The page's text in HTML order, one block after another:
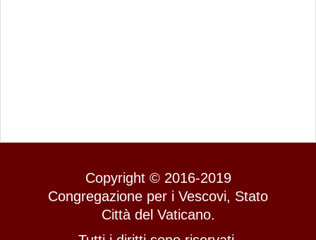
Copyright © 2016-2019
Congregazione per i Vescovi, Stato
Città del Vaticano.